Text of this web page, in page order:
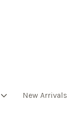
New Arrivals